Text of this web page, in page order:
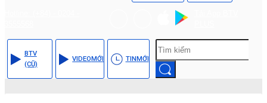
BTV
(CŨ)
VIDEOMỚI TINMỚI